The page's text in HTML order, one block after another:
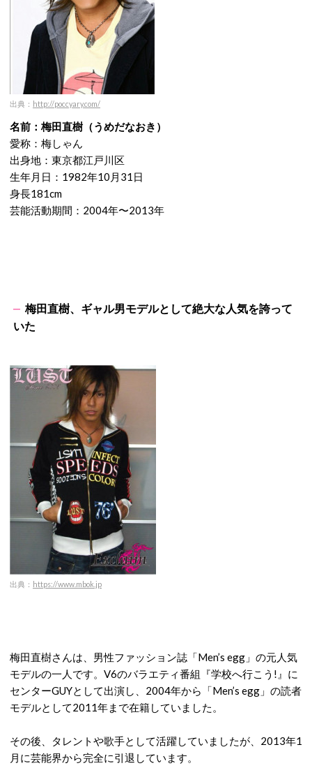
出典： http://poccyary.com/
名前：梅田直樹（うめだなおき）
愛称：梅しゃん
出身地：東京都江戸川区
生年月日：1982年10月31日
身長181cm
芸能活動期間：2004年〜2013年
梅田直樹、ギャル男モデルとして絶大な人気を誇って
いた
出典： https://www.mbok.jp
梅田直樹さんは、男性ファッション誌「Men’s egg」の元人気
モデルの一人です。V6のバラエティ番組『学校へ行こう!』に
センターGUYとして出演し、2004年から「Men’s egg」の読者
モデルとして2011年まで在籍していました。
その後、タレントや歌手として活躍していましたが、2013年1
月に芸能界から完全に引退しています。